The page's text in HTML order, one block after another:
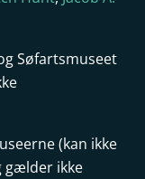
Søfartsmuseet
(kan ikke
gælder ikke